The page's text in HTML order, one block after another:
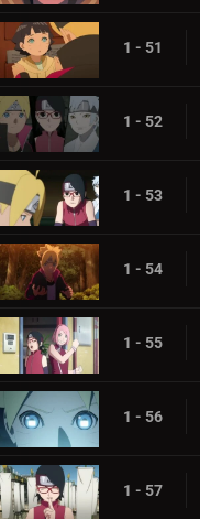
1 - 51
1 - 52
1 - 53
1 - 54
1 - 55
1 - 56
1 - 57